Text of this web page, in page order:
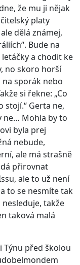
že mu ji nějak
platy
dělá známej,
Bude na
a chodit ke
no skoro horší
sporák nebo
si řekne: „Co
stojí.“ Gerta ne,
ne… Mohla by to
byla prej
nebude,
ale má strašně
dá přirovnat
ale to už není
to se nesmíte tak
takže
taková malá
Týnu před školou